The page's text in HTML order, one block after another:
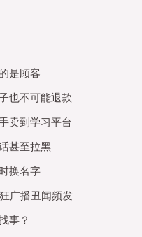
是顾客
也不可能退款
卖到学习平台
甚至拉黑
换名字
广播丑闻频发
事？